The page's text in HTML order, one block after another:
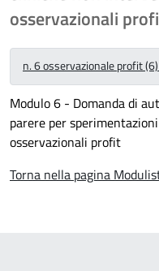
osservazionali
n. 6 osservazionale profit
Modulo 6 - Domanda di
parere per
osservazionali profit
Torna nella pagina